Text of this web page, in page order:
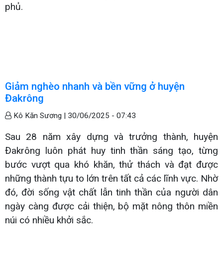
phủ.
Giảm nghèo nhanh và bền vững ở huyện
Đakrông
Kô Kăn Sương | 30/06/2025 - 07:43
Sau 28 năm xây dựng và trưởng thành, huyện
Đakrông luôn phát huy tinh thần sáng tạo, từng
bước vượt qua khó khăn, thử thách và đạt được
những thành tựu to lớn trên tất cả các lĩnh vực. Nhờ
đó, đời sống vật chất lẫn tinh thần của người dân
ngày càng được cải thiện, bộ mặt nông thôn miền
núi có nhiều khởi sắc.